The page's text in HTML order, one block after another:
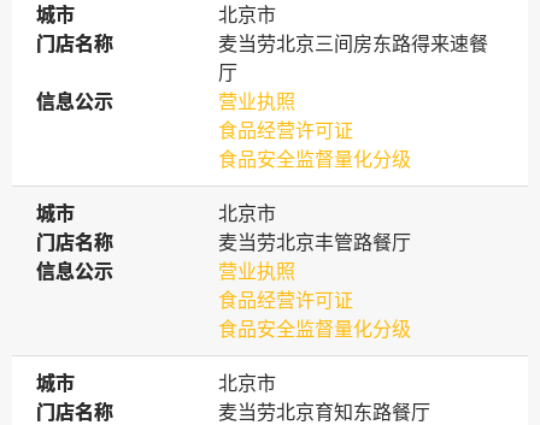
城市
城市
北京市
门店名称
门店名称
麦当劳北京三间房东路得来速餐
厅
信息公示
信息公示
营业执照
食品经营许可证
食品安全监督量化分级
城市
城市
北京市
门店名称
门店名称
麦当劳北京丰管路餐厅
信息公示
信息公示
营业执照
食品经营许可证
食品安全监督量化分级
城市
城市
北京市
门店名称
门店名称
麦当劳北京育知东路餐厅